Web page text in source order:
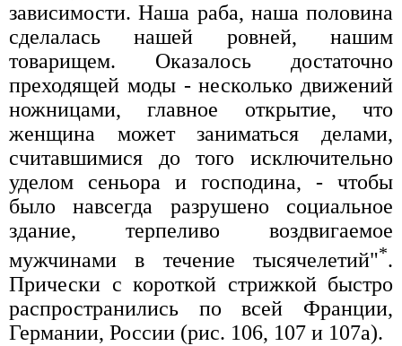
зависимости. Наша раба, наша половина
сделалась нашей ровней, нашим
товарищем. Оказалось достаточно
преходящей моды - несколько движений
ножницами, главное открытие, что
женщина может заниматься делами,
считавшимися до того исключительно
уделом сеньора и господина, - чтобы
было навсегда разрушено социальное
здание, терпеливо воздвигаемое
мужчинами в течение тысячелетий"*.
Прически с короткой стрижкой быстро
распространились по всей Франции,
Германии, России (рис. 106, 107 и 107а).